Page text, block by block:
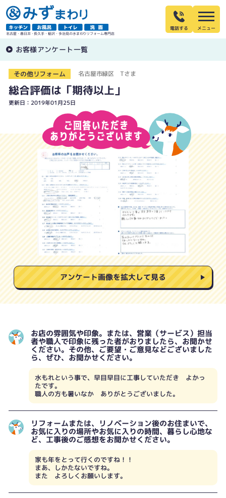
名古屋・春日井・長久手・稲沢・多治見の水まわりリフォーム専門店
電話する
お客様アンケート一覧
その他リフォーム 名古屋市緑区 Tさま
総合評価は「期待以上」
更新日：2019年01月25日
アンケート画像を拡大して見る
お店の雰囲気や印象。または、営業（サービス）担当
者や職人で印象に残った者がおりましたら、お聞かせ
ください。その他、ご要望・ご意見などございました
ら、ぜひ、お聞かせください。
水もれという事で、早目早目に工事していただき よかっ
たです。
職人の方も暑いなか ありがとうございました。
リフォームまたは、リノベーション後のお住まいで、
お気に入りの場所やお気に入りの時間、暮らし心地な
ど、工事後のご感想をお聞かせください。
家も年をとって行くのですね！！
まあ、しかたないですね。
また よろしくお願いします。